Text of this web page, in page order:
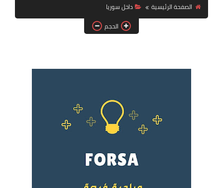
فرص عمل في العراق
فرص عمل في اليمن
الصفحة الرئيسية
داخل سوريا
الحجم